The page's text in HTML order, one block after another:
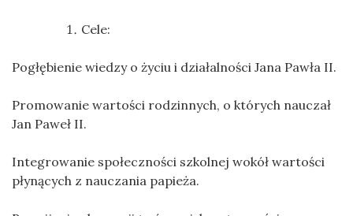
Cele:
Pogłębienie wiedzy o życiu i działalności Jana Pawła II.
Promowanie wartości rodzinnych, o których nauczał
Jan Paweł II.
Integrowanie społeczności szkolnej wokół wartości
płynących z nauczania papieża.